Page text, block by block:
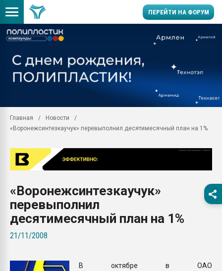
ПЕРЕЙТИ НА ФОРУМ
Вакуум-формовочные
28.07.2026
бутылок
Материал поверхности
вакуумного
Продам отходы
поликарбоната и АБС-
Главная
Новости
«Воронежсинтезкаучук» перевыполнил десятимесячный план на 1%
«Воронежсинтезкаучук»
перевыполнил
десятимесячный план на 1%
21/11/2008
В октябре в ОАО